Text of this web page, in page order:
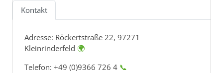
Kontakt
Adresse: Röckertstraße 22, 97271
Kleinrinderfeld 🌍
Telefon: +49 (0)9366 726 4 📞